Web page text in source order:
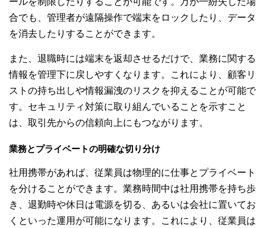
合でも、管理者が遠隔操作で端末をロックしたり、データ
を消去したりすることができます。
また、退職時には端末を返却させるだけで、業務に関する
情報を管理下に戻しやすくなります。これにより、顧客リ
ストの持ち出しや情報漏洩のリスクを抑えることが可能で
す。セキュリティ対策に取り組んでいることを示すこと
は、取引先からの信頼向上にもつながります。
業務とプライベートの明確な切り分け
社用携帯があれば、従業員は物理的に仕事とプライベート
を分けることができます。業務時間中は社用携帯を持ち歩
き、退勤時や休日は電源を切る、あるいは会社に置いてお
くといった運用が可能になります。これにより、従業員は